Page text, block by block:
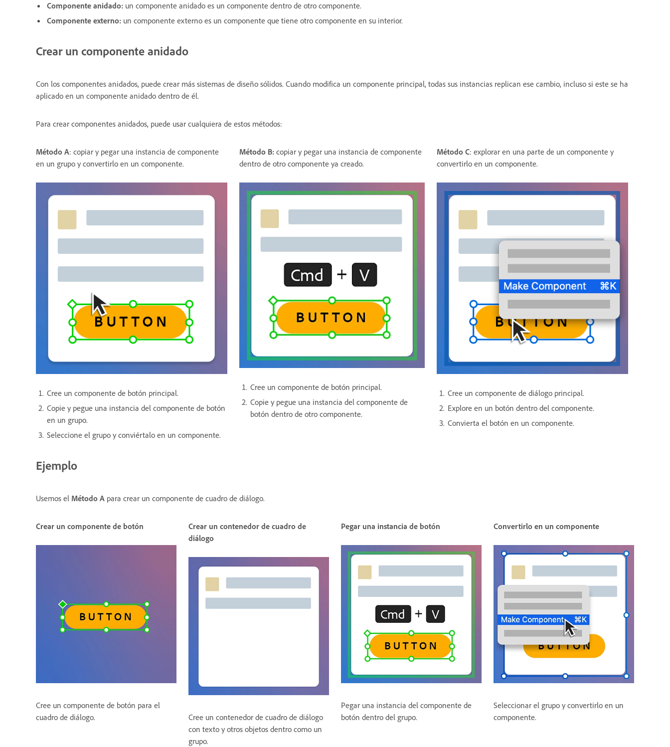
Componente anidado: un componente anidado es un componente dentro de otro componente.
Componente externo: un componente externo es un componente que tiene otro componente en su interior.
Crear un componente anidado
Con los componentes anidados, puede crear más sistemas de diseño sólidos. Cuando modifica un componente principal, todas sus instancias replican ese cambio, incluso si este se ha
aplicado en un componente anidado dentro de él.
Para crear componentes anidados, puede usar cualquiera de estos métodos:
Método A: copiar y pegar una instancia de componente
en un grupo y convertirlo en un componente.
Cree un componente de botón principal.
Copie y pegue una instancia del componente de botón
en un grupo.
Seleccione el grupo y conviértalo en un componente.
Método B: copiar y pegar una instancia de componente
dentro de otro componente ya creado.
Cree un componente de botón principal.
Copie y pegue una instancia del componente de
botón dentro de otro componente.
Método C: explorar en una parte de un componente y
convertirlo en un componente.
Cree un componente de diálogo principal.
Explore en un botón dentro del componente.
Convierta el botón en un componente.
Ejemplo
Usemos el Método A para crear un componente de cuadro de diálogo.
Pegar una instancia de botón
Pegar una instancia del componente de
botón dentro del grupo.
Convertirlo en un componente
Seleccionar el grupo y convertirlo en un
componente.
Crear un componente de botón
Cree un componente de botón para el
cuadro de diálogo.
Crear un contenedor de cuadro de
diálogo
Cree un contenedor de cuadro de diálogo
con texto y otros objetos dentro como un
grupo.